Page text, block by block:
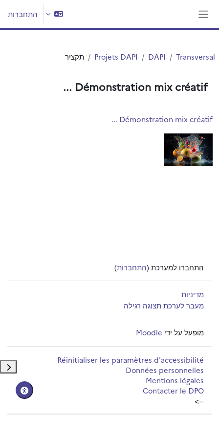
התחברות
Transversal
DAPI
Projets DAPI תקציר
Démonstration mix créatif ...
Démonstration mix créatif ...
התחברו למערכת (התחברות)
מדיניות
מעבר לערכת תצוגה רגילה
מופעל על ידי Moodle
Réinitialiser les paramètres d'accessibilité
Données personnelles
Mentions légales
Contacter le DPO
-->